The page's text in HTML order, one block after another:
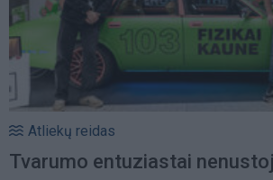
Atliekų reidas
Tvarumo entuziastai